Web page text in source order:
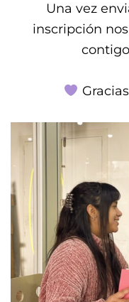
Una vez
inscripción